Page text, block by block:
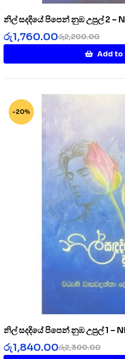
නිල් සදදියේ පිපෙන් නුඹ උපුල් 2 –
රු2,200.00
රු1,760.00
Add to
-20%
නිල් සදදියේ පිපෙන් නුඹ උපුල් 1 –
රු2,300.00
රු1,840.00